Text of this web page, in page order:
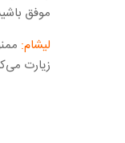
موفق
لیشام:
زیارت